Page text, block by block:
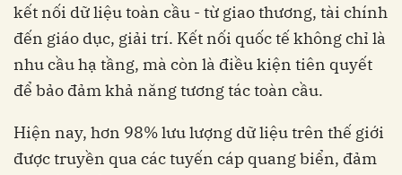
kết nối dữ liệu toàn cầu - từ giao thương, tài chính
đến giáo dục, giải trí. Kết nối quốc tế không chỉ là
nhu cầu hạ tầng, mà còn là điều kiện tiên quyết
để bảo đảm khả năng tương tác toàn cầu.
Hiện nay, hơn 98% lưu lượng dữ liệu trên thế giới
được truyền qua các tuyến cáp quang biển, đảm